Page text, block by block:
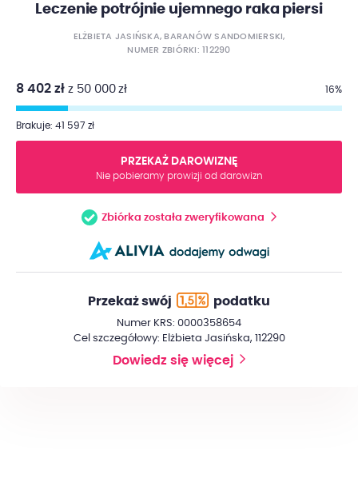
Leczenie potrójnie ujemnego raka piersi
ELŻBIETA JASIŃSKA, BARANÓW SANDOMIERSKI,
NUMER ZBIÓRKI: 112290
8 402 zł z 50 000 zł 16%
Brakuje: 41 597 zł
PRZEKAŻ DAROWIZNĘ
Nie pobieramy prowizji od darowizn
Zbiórka została zweryfikowana
Przekaż swój podatku
Numer KRS: 0000358654
Cel szczegółowy: Elżbieta Jasińska, 112290
Dowiedz się więcej